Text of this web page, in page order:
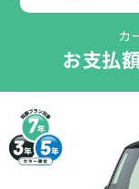
カ
お支払